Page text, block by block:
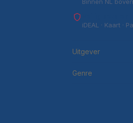
iDEAL · Kaart ·
Uitgever
Genre